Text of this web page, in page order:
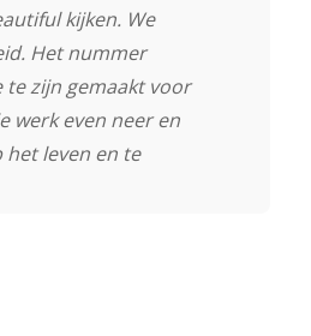
kijken. We
Het nummer
zijn gemaakt voor
werk even neer en
leven en te